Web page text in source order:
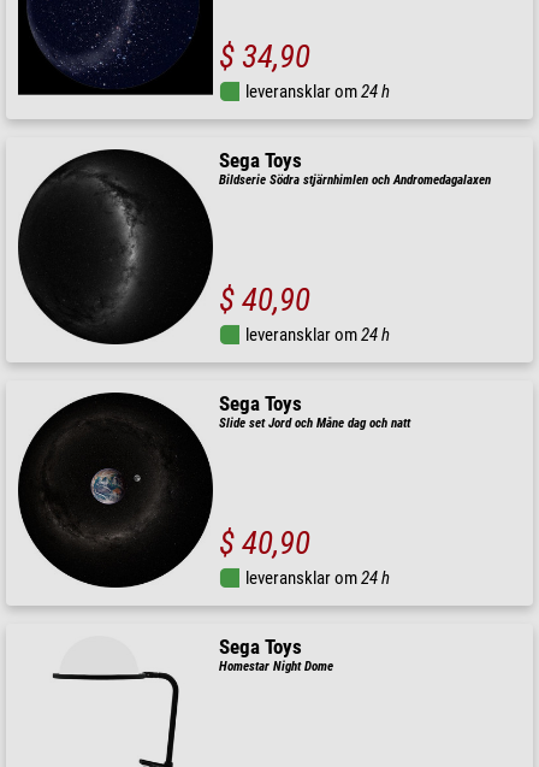
$ 34,90
leveransklar om24 h
Sega Toys
Bildserie Södra stjärnhimlen och Andromedagalaxen
$ 40,90
leveransklar om24 h
Sega Toys
Slide set Jord och Måne dag och natt
$ 40,90
leveransklar om24 h
Sega Toys
Homestar Night Dome